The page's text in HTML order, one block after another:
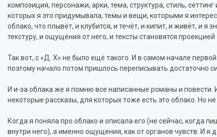
композиция, персонажи, арки, тема, структура, стиль,
которых я это придумывала, темы и вещи, которыми я
облако, что плывёт, и клубится, и течёт, и кипит, и живёт, и я
текстуру, и ощущения от него, и тексты становятся проекцией
Так вот, с «Д. Х» не было ещё такого. И в самом начале
поэтому начало потом пришлось переписывать достаточно
И и-за облака же я помню все написанные романы и
некоторые рассказы, для которых тоже есть это облако.
Когда я поняла про облако и описала его (не сейчас, когда
внутри него), а именно ощущения, как от органов чувств. И